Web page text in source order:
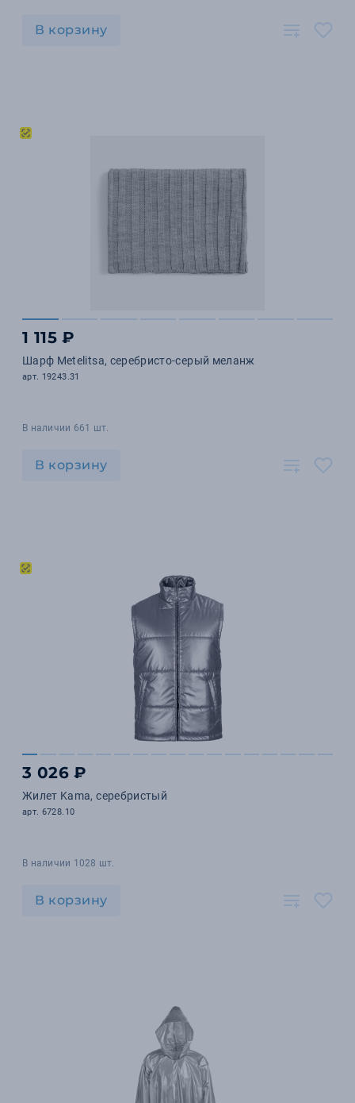
В корзину
1 115 ₽
Шарф Metelitsa, серебристо-серый меланж
арт. 19243.31
В наличии 661 шт.
В корзину
3 026 ₽
Жилет Kama, серебристый
арт. 6728.10
В наличии 1028 шт.
В корзину